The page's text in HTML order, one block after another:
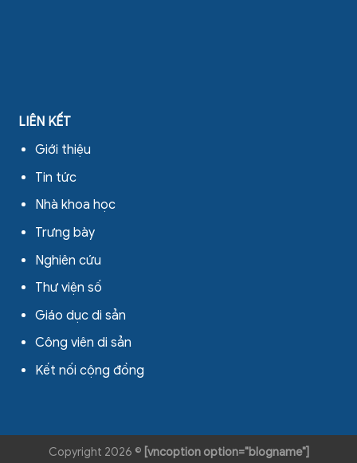
LIÊN KẾT
Giới thiệu
Tin tức
Nhà khoa học
Trưng bày
Nghiên cứu
Thư viện số
Giáo dục di sản
Công viên di sản
Kết nối cộng đồng
Copyright 2026 © [vncoption option="blogname"]